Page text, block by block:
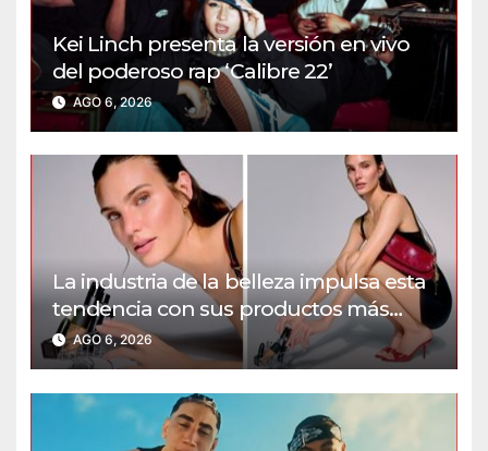
Kei Linch presenta la versión en vivo
del poderoso rap ‘Calibre 22’
AGO 6, 2026
La industria de la belleza impulsa esta
tendencia con sus productos más
icónicos
AGO 6, 2026